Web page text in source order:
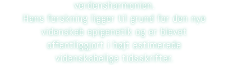
verdensharmonien.
Hans forskning ligger til grund for den nye
videnskab epigenetik og er blevet
offentliggjort i højt estimerede
videnskabelige tidsskrifter.